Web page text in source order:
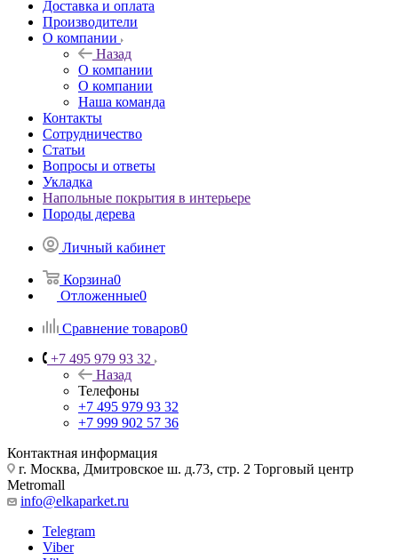
Доставка и оплата
Производители
О компании
Назад
О компании
О компании
Наша команда
Контакты
Сотрудничество
Статьи
Вопросы и ответы
Укладка
Напольные покрытия в интерьере
Породы дерева
Личный кабинет
Корзина0
Отложенные0
Сравнение товаров0
+7 495 979 93 32
Назад
Телефоны
+7 495 979 93 32
+7 999 902 57 36
Контактная информация
г. Москва, Дмитровское ш. д.73, стр. 2 Торговый центр
Metromall
info@elkaparket.ru
Telegram
Viber